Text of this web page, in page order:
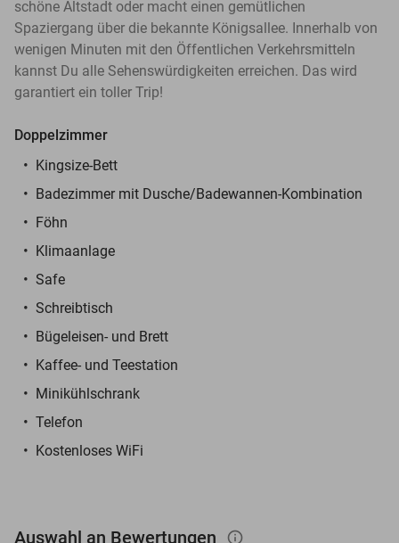
schöne Altstadt oder macht einen gemütlichen
Spaziergang über die bekannte Königsallee. Innerhalb von
wenigen Minuten mit den Öffentlichen Verkehrsmitteln
kannst Du alle Sehenswürdigkeiten erreichen. Das wird
garantiert ein toller Trip!
Doppelzimmer
Kingsize-Bett
Badezimmer mit Dusche/Badewannen-Kombination
Föhn
Klimaanlage
Safe
Schreibtisch
Bügeleisen- und Brett
Kaffee- und Teestation
Minikühlschrank
Telefon
Kostenloses WiFi
Auswahl an Bewertungen info_outlined